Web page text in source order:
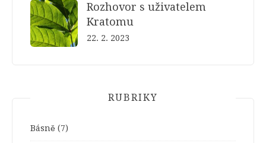
Rozhovor s uživatelem
Kratomu
22. 2. 2023
RUBRIKY
Básně (7)